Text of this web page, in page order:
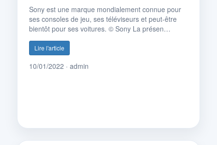
Sony est une marque mondialement connue pour
ses consoles de jeu, ses téléviseurs et peut-être
bientôt pour ses voitures. © Sony La présen…
Lire l'article
10/01/2022 · admin